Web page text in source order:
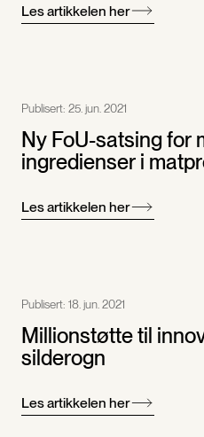
Les artikkelen her
Publisert: 25. jun. 2021
Ny FoU-satsing for
ingredienser i
Les artikkelen her
Publisert: 18. jun. 2021
Millionstøtte til
silderogn
Les artikkelen her